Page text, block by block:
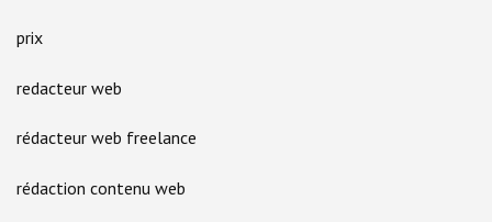
prix
redacteur web
rédacteur web freelance
rédaction contenu web